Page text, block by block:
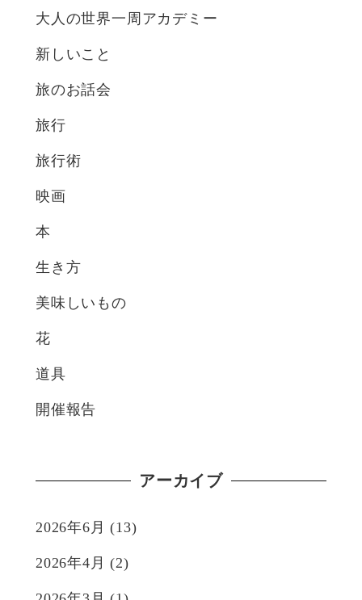
大人の世界一周アカデミー
新しいこと
旅のお話会
旅行
旅行術
映画
本
生き方
美味しいもの
花
道具
開催報告
アーカイブ
2026年6月 (13)
2026年4月 (2)